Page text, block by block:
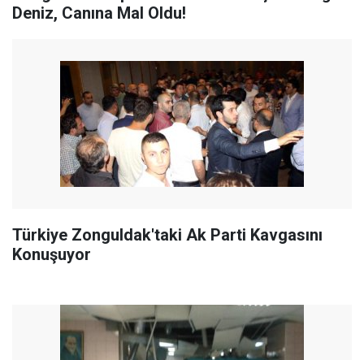
Deniz, Canına Mal Oldu!
Türkiye Zonguldak'taki Ak Parti Kavgasını
Konuşuyor